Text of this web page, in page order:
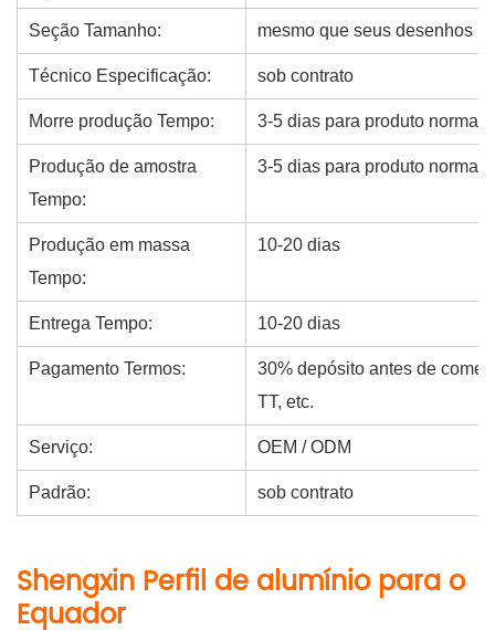
Seção Tamanho: mesmo que seus desenhos
Técnico Especificação: sob contrato
Morre produção Tempo: 3-5 dias para produto normal
Produção de amostra
Tempo:
3-5 dias para produto normal
Produção em massa
Tempo:
10-20 dias
Entrega Tempo: 10-20 dias
Pagamento Termos:
30% depósito antes de
TT, etc.
Serviço: OEM / ODM
Padrão: sob contrato
Shengxin Perfil de alumínio para o
Equador